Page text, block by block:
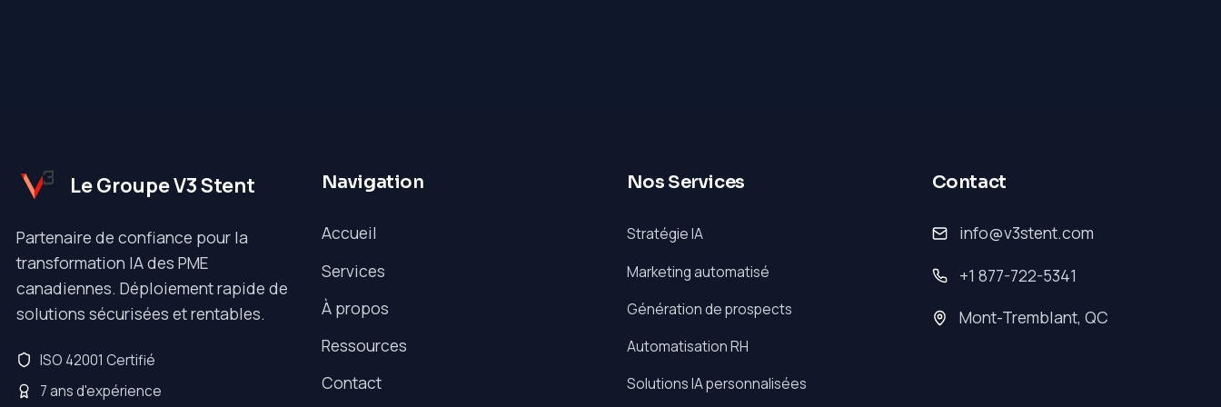
Le Groupe V3 Stent
Partenaire de confiance pour la
transformation IA des PME
canadiennes. Déploiement rapide de
solutions sécurisées et rentables.
ISO 42001 Certifié
7 ans d'expérience
Navigation
Accueil
Services
À propos
Ressources
Contact
Nos Services
Stratégie IA
Marketing automatisé
Génération de prospects
Automatisation RH
Solutions IA personnalisées
Contact
info@v3stent.com
+1 877-722-5341
Mont-Tremblant, QC